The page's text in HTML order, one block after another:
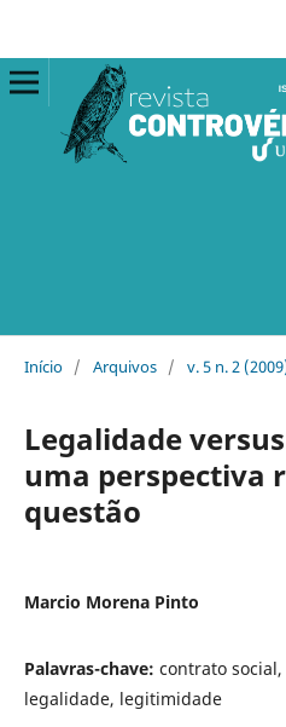
Início / Arquivos / v. 5 n. 2
Legalidade
uma perspectiva
questão
Marcio Morena Pinto
Palavras-chave: contrato
legalidade, legitimidade